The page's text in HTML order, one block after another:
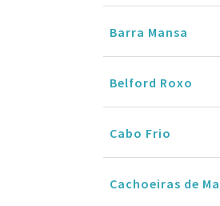
Barra Mansa
Belford Roxo
Cabo Frio
Cachoeiras de